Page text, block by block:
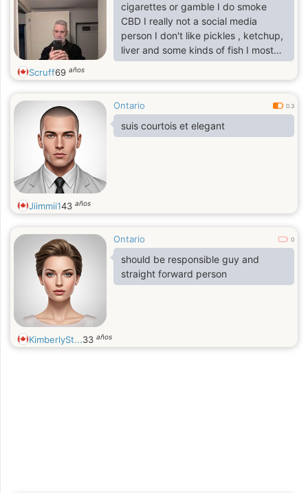
cigarettes or gamble I do smoke
CBD I really not a social media
person I don't like pickles , ketchup,
liver and some kinds of fish I most
watch hockey.autoracing and some
drama show.
Scruff69 años
Ontario 0.3
suis courtois et elegant
Jiimmii143 años
Ontario 0
should be responsible guy and
straight forward person
KimberlySt...33 años